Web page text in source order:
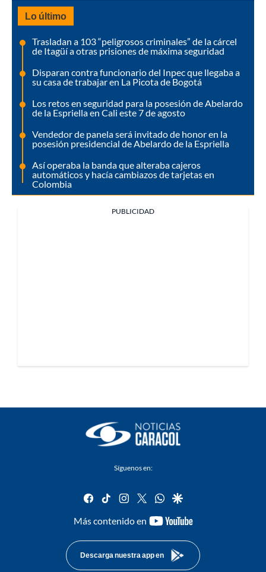
Lo último
Trasladan a 103 “peligrosos criminales” de la cárcel
de Itagüí a otras prisiones de máxima seguridad
Disparan contra funcionario del Inpec que llegaba a
su casa de trabajar en La Picota de Bogotá
Los retos en seguridad para la posesión de Abelardo
de la Espriella en Cali este 7 de agosto
Vendedor de panela será invitado de honor en la
posesión presidencial de Abelardo de la Espriella
Así operaba la banda que alteraba cajeros
automáticos y hacía cambiazos de tarjetas en
Colombia
PUBLICIDAD
Síguenos en:
facebook
tiktok instagram
twitterwhatsapp
google
Más contenido en
youtube-
Descarga nuestra app en